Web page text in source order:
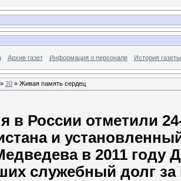
Архив газет Информация о персонале История газеты
» 20 » Живая память сердец
в России отметили
и
в 2011 году
служебный долг за